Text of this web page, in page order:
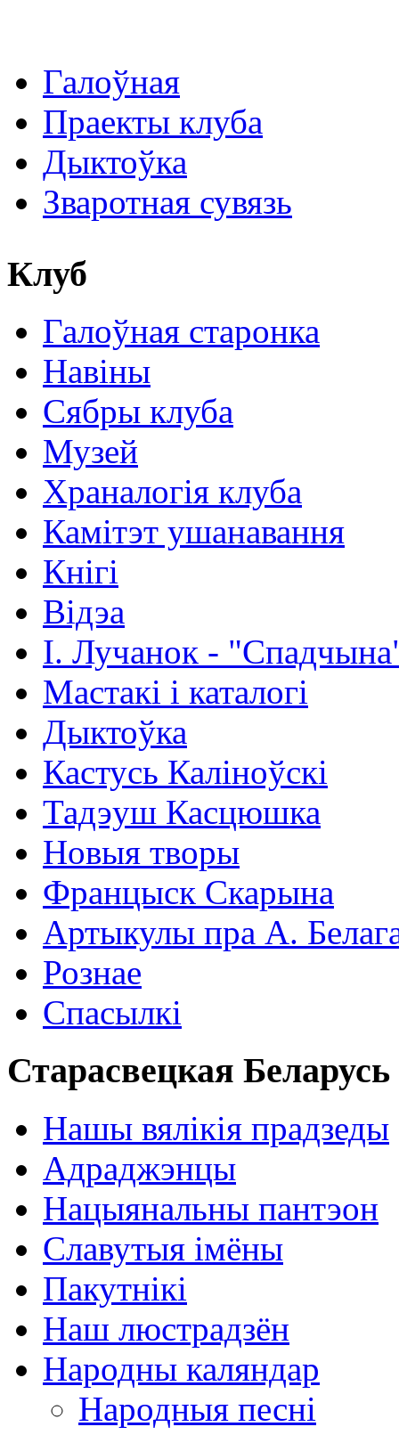
Галоўная
Праекты клуба
Дыктоўка
Зваротная сувязь
Клуб
Галоўная старонка
Навіны
Сябры клуба
Музей
Храналогія клуба
Камітэт ушанавання
Кнігі
Відэа
І. Лучанок -
Мастакі i каталогi
Дыктоўка
Кастусь Каліноўскі
Тадэуш Касцюшка
Новыя творы
Францыск Скарына
Артыкулы пра А.
Рознае
Спасылкі
Старасвецкая Беларусь
Нашы вялікія прадзеды
Адраджэнцы
Нацыянальны пантэон
Славутыя імёны
Пакутнікі
Наш люстрадзён
Народны каляндар
Народныя песні